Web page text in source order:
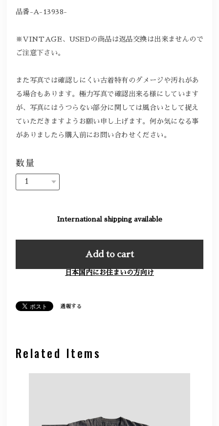
品番-A-13938-
※VINTAGE、USEDの商品は返品交換は出来ませんので
ご注意下さい。
また写真では確認しにくい古着特有のダメージや汚れがあ
る場合もあります。極力写真で確認出来る様にしています
が、写真にはうつらない部分に関しては風合いとして捉え
ていただきますようお願い申し上げます。何か気になる事
がありましたら購入前にお問い合わせください。
数量
International shipping available
Add to cart
日本国内にお住まいの方向け
通報する
Related Items